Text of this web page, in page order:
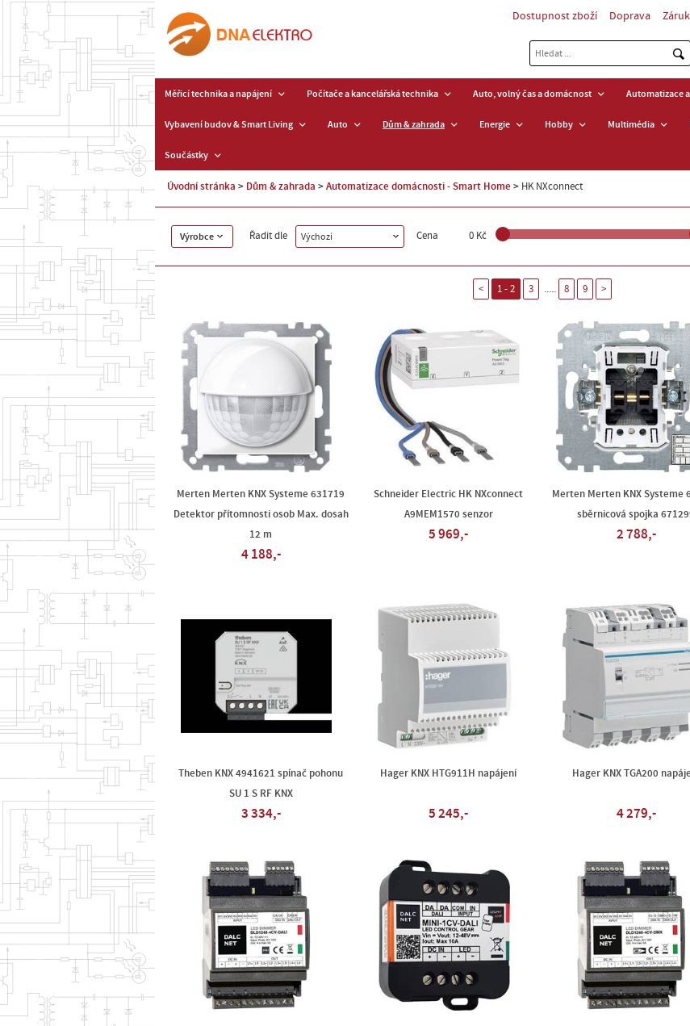
Dostupnost zboží Doprava
Měřicí technika a napájení Počítače a kancelářská technika Auto, volný čas a domácnost Automatizace
Vybavení budov & Smart Living Auto Dům & zahrada Energie Hobby Multimédia
Součástky
Úvodní stránka Dům & zahrada Automatizace domácnosti - Smart Home HK NXconnect
Výrobce Řadit dle Výchozí Cena 0 Kč
< 1 - 2 3 ..... 8 9 >
Merten Merten KNX Systeme 631719
Detektor přítomnosti osob Max. dosah
12 m
4 188,-
Schneider Electric HK NXconnect
A9MEM1570 senzor
5 969,-
Merten Merten KNX Systeme
sběrnicová spojka
2 788,-
Theben KNX 4941621 spínač pohonu
SU 1 S RF KNX
3 334,-
Hager KNX HTG911H napájení
5 245,-
Hager KNX TGA200
4 279,-